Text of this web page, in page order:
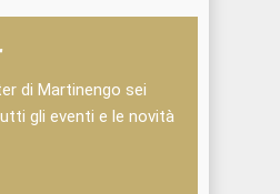
di Martinengo sei
gli eventi e le novità